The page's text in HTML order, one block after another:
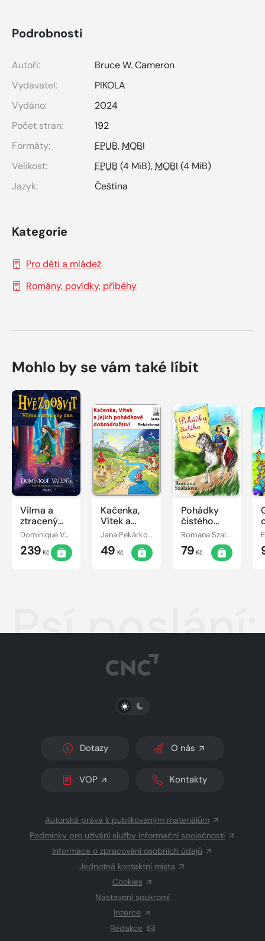
Podrobnosti
Autoři:
Bruce W. Cameron
Vydavatel:
PIKOLA
Vydáno:
2024
Počet stran:
192
Formáty:
EPUB, MOBI
Velikost:
EPUB (4 MiB), MOBI (4 MiB)
Jazyk:
Čeština
Kategorie
Pro děti a mládež
Romány, povídky, příběhy
Mohlo by se vám také líbit
Vilma a
ztracený
den
Dominique Valente
239 Kč
Kačenka,
Vítek a
jejich
pohádkové
dobrodružství
Jana Pekárková
49 Kč
Pohádky
čistého
srdce
Romana Szalaiová
79 Kč
Psí
PŘEPNOUT SVĚTLÝ/TMAVÝ REŽIM
Dotazy O nás
VOP Kontakty
Autorská práva k publikovaným materiálům
Podmínky pro užívání služby informační společnosti
Informace o zpracování osobních údajů
Jednotná kontaktní místa
Cookies
Nastavení soukromí
Inzerce
Redakce